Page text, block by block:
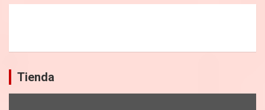
Tienda